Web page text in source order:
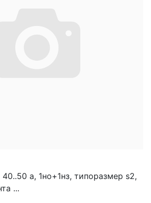
40..50 a, 1нo+1нз, типоразмер s2,
...